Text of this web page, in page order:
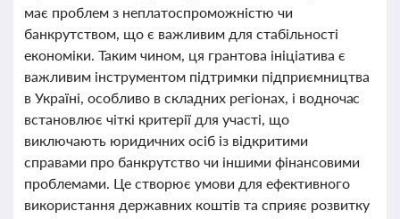
має проблем з неплатоспроможністю чи
банкрутством, що є важливим для стабільності
економіки. Таким чином, ця грантова ініціатива є
важливим інструментом підтримки підприємництва
в Україні, особливо в складних регіонах, і водночас
встановлює чіткі критерії для участі, що
виключають юридичних осіб із відкритими
справами про банкрутство чи іншими фінансовими
проблемами. Це створює умови для ефективного
використання державних коштів та сприяє розвитку